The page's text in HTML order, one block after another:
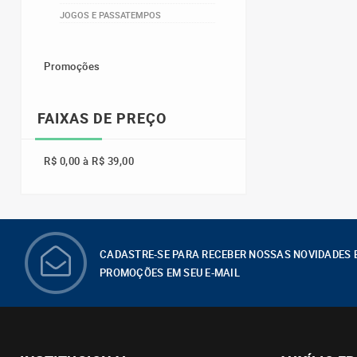
JOGOS E PASSATEMPOS
Promoções
FAIXAS DE PREÇO
R$ 0,00 à R$ 39,00
CADASTRE-SE PARA RECEBER NOSSAS NOVIDADES
PROMOÇÕES EM SEU E-MAIL